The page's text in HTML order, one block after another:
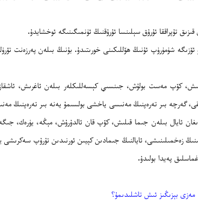
تۇپراققا ئۇرۇق سېلىنسا ئۇرۇقنىڭ ئۈنمىگىنىگە ئوخشايدۇ.
ئۆزىگە شۈمۈرۈپ ئۇنىڭ ھۆللىكىنى خورىتىدۇ. بۇنىڭ بىلەن پەرزەنت
كۆپ مەست بولۇش، جىنسىي كېسەللىكلەر بىلەن ئاغرىش، ئاشقازان
گەرچە بىر تەرەپنىڭ مەنىسى ياخشى بولسىمۇ يەنە بىر تەرەپنىڭ
ئايال بىلەن جىما قىلىش، كۆپ قان ئالدۇرۇش، مېڭە، يۈرەك،
زەخمىلىنىشى، ئايالنىڭ جىمادىن كېيىن ئورنىدىن تۇرۇپ سەكرىشى
پەيدا بولىدۇ.
مەزى بېزىڭىز ئىش تاشلىدىمۇ؟